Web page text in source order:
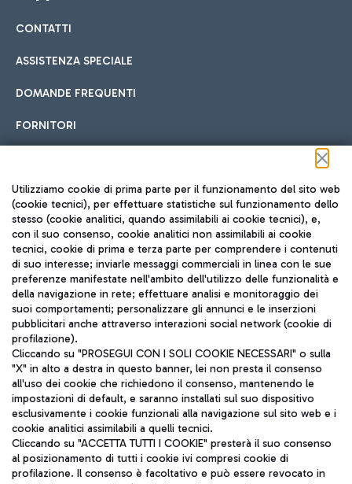
Cucina Internazionale
Fast Food
Pizza
Hotel in aeroporto
Scegli l'alloggio più adatto e approfitta della vicinanza
all'aeroporto.
Car sharing
Con il Car Sharing è ancora più facile spostarsi
Treno
Raggiungi velocemente l'aeroporto di Fiumicino da Roma
tramite i servizi ferroviari Trenitalia.
Autobus
Scopri le linee di autobus per raggiungere l'aeroporto
Leonardo Da Vinci.
CONTATTI
ASSISTENZA SPECIALE
DOMANDE FREQUENTI
FORNITORI
Seguici sui social
TRAVEL JOURNAL
ITA
Aeroporti di Roma S.p.A. - Società soggetta a direzione e
coordinamento di Mundys S.p.A.
Codice fiscale e Registro delle Imprese di Roma 13032990155 P.
IVA 06572251004
Utilizziamo cookie di prima parte per il funzionamento del sito web
(cookie tecnici), per effettuare statistiche sul funzionamento dello
stesso (cookie analitici, quando assimilabili ai cookie tecnici), e,
con il suo consenso, cookie analitici non assimilabili ai cookie
tecnici, cookie di prima e terza parte per comprendere i contenuti
di suo interesse; inviarle messaggi commerciali in linea con le sue
preferenze manifestate nell'ambito dell'utilizzo delle funzionalità e
della navigazione in rete; effettuare analisi e monitoraggio dei
suoi comportamenti; personalizzare gli annunci e le inserzioni
pubblicitari anche attraverso interazioni social network (cookie di
profilazione).
Cliccando su "PROSEGUI CON I SOLI COOKIE NECESSARI" o sulla
"X" in alto a destra in questo banner, lei non presta il consenso
all'uso dei cookie che richiedono il consenso, mantenendo le
impostazioni di default, e saranno installati sul suo dispositivo
esclusivamente i cookie funzionali alla navigazione sul sito web e i
cookie analitici assimilabili a quelli tecnici.
Cliccando su "ACCETTA TUTTI I COOKIE" presterà il suo consenso
al posizionamento di tutti i cookie ivi compresi cookie di
profilazione. Il consenso è facoltativo e può essere revocato in